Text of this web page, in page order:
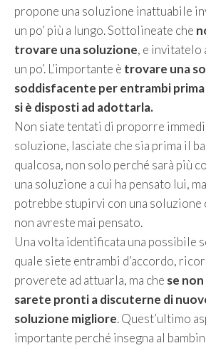
propone una soluzione inattuabile
un po’ più a lungo. Sottolineate che
trovare una soluzione, e invitatelo
un po’. L’importante è trovare una
soddisfacente per entrambi
si è disposti ad adottarla.
Non siate tentati di proporre
soluzione, lasciate che sia prima il
qualcosa, non solo perché sarà più
una soluzione a cui ha pensato lui,
potrebbe stupirvi con una soluzione
non avreste mai pensato.
Una volta identificata una possibile
quale siete entrambi d’accordo,
proverete ad attuarla, ma che se
sarete pronti a discuterne di
soluzione migliore. Quest’ultimo
importante perché insegna al